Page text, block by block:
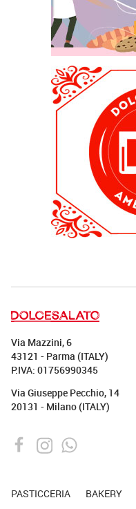
Via Mazzini, 6
43121 - Parma (ITALY)
P.IVA: 01756990345
Via Giuseppe Pecchio, 14
20131 - Milano (ITALY)
PASTICCERIA BAKERY